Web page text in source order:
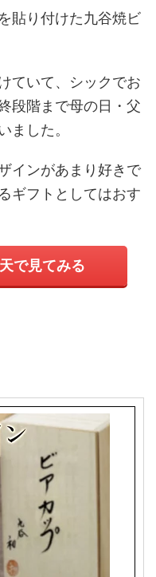
貼り付けた九谷焼ビ
ていて、シックでお
段階まで母の日・父
ました。
インがあまり好きで
ギフトとしてはおす
で見てみる